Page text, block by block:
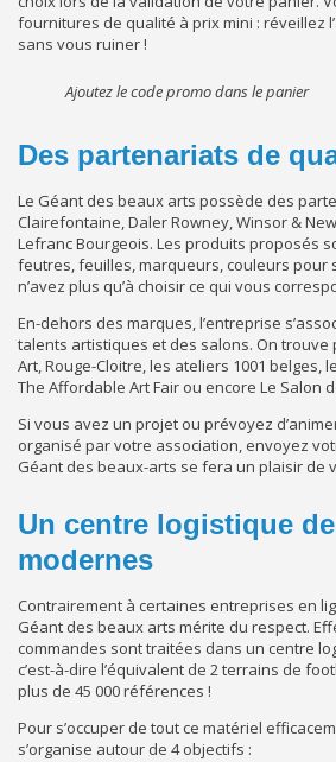
fournitures de qualité à prix mini : réveillez
sans vous ruiner !
Ajoutez le code promo dans le panier
Des partenariats de
Le Géant des beaux arts possède des
Clairefontaine, Daler Rowney, Winsor &
Lefranc Bourgeois. Les produits proposés
feutres, feuilles, marqueurs, couleurs pour
n’avez plus qu’à choisir ce qui vous
En-dehors des marques, l’entreprise
talents artistiques et des salons. On trouve
Art, Rouge-Cloitre, les ateliers 1001 belges,
The Affordable Art Fair ou encore Le Salon
Si vous avez un projet ou prévoyez
organisé par votre association, envoyez
Géant des beaux-arts se fera un plaisir de
Un centre logistique
modernes
Contrairement à certaines entreprises en
Géant des beaux arts mérite du respect.
commandes sont traitées dans un centre
c’est-à-dire l’équivalent de 2 terrains de
plus de 45 000 références !
Pour s’occuper de tout ce matériel
s’organise autour de 4 objectifs :